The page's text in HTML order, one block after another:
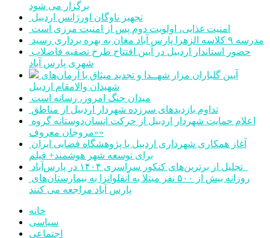
برگزار می شود
تجهیز ناوگان اورژانس اردبیل
امنیت غذایی، اولویت دوم پس از امنیت مرزی است
مدرسه ۹ کلاسه الزهرا پارس آباد مغان به بهره برداری رسید
شهری پارس آباد
شهیدان والامقام اردبیل
میدان جنگ امروز، رسانه است
تداوم بازدیدهای سرزده شهردار اردبیل از مناطق
«مروجان معروف»
برای توسعه شهر هوشمند+ فیلم
پارس آباد مراجعه می کنند
خانه
سیاسی
اجتماعی